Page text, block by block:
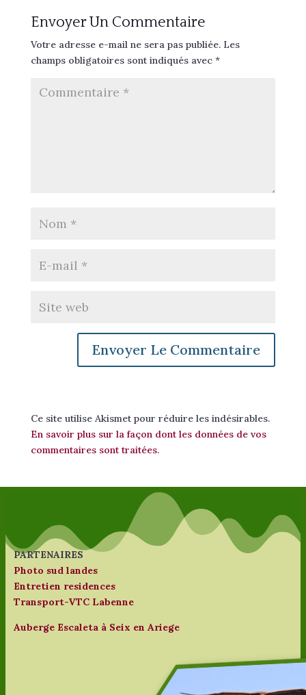
Envoyer Un Commentaire
Votre adresse e-mail ne sera pas publiée. Les
champs obligatoires sont indiqués avec *
Ce site utilise Akismet pour réduire les indésirables.
En savoir plus sur la façon dont les données de vos
commentaires sont traitées.
PARTENAIRES
Photo sud landes
Entretien residences
Transport-VTC Labenne
Auberge Escaleta à Seix en Ariege